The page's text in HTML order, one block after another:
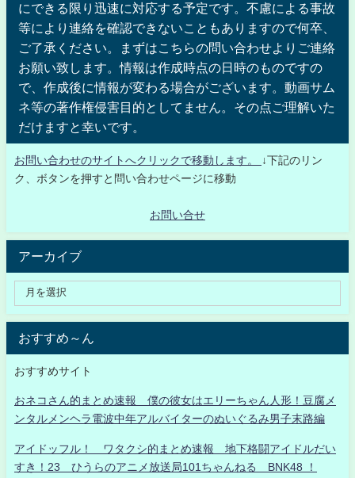
にできる限り迅速に対応する予定です。不慮による事故
等により連絡を確認できないこともありますので何卒、
ご了承ください。まずはこちらの問い合わせよりご連絡
お願い致します。情報は作成時点の日時のものですの
で、作成後に情報が変わる場合がございます。動画サム
ネ等の著作権侵害目的としてません。その点ご理解いた
だけますと幸いです。
お問い合わせのサイトへクリックで移動します。
↓下記のリン
ク、ボタンを押すと問い合わせページに移動
お問い合せ
アーカイブ
おすすめ～ん
おすすめサイト
おネコさん的まとめ速報 僕の彼女はエリーちゃん人形！豆腐メ
ンタルメンヘラ電波中年アルバイターのぬいぐるみ男子末路編
アイドッフル！ ワタクシ的まとめ速報 地下格闘アイドルだい
すき！23 ひうらのアニメ放送局101ちゃんねる BNK48 ！